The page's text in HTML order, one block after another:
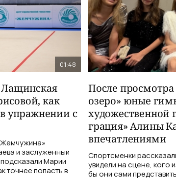
01:48
Лащинская
как
упражнении с
и заслуженный
Марии
точнее попасть в
После просмотра
озеро» юные
художественной
грация» Алины
впечатлениями
Спортсменки
увидели на сцене, кого
бы они сами